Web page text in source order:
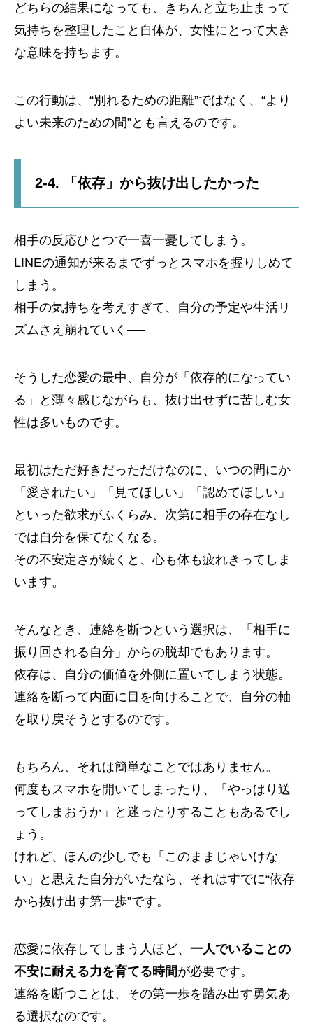
どちらの結果になっても、きちんと立ち止まって
気持ちを整理したこと自体が、女性にとって大き
な意味を持ちます。
この行動は、“別れるための距離”ではなく、“より
よい未来のための間”とも言えるのです。
2-4. 「依存」から抜け出したかった
相手の反応ひとつで一喜一憂してしまう。
LINEの通知が来るまでずっとスマホを握りしめて
しまう。
相手の気持ちを考えすぎて、自分の予定や生活リ
ズムさえ崩れていく──
そうした恋愛の最中、自分が「依存的になってい
る」と薄々感じながらも、抜け出せずに苦しむ女
性は多いものです。
最初はただ好きだっただけなのに、いつの間にか
「愛されたい」「見てほしい」「認めてほしい」
といった欲求がふくらみ、次第に相手の存在なし
では自分を保てなくなる。
その不安定さが続くと、心も体も疲れきってしま
います。
そんなとき、連絡を断つという選択は、「相手に
振り回される自分」からの脱却でもあります。
依存は、自分の価値を外側に置いてしまう状態。
連絡を断って内面に目を向けることで、自分の軸
を取り戻そうとするのです。
もちろん、それは簡単なことではありません。
何度もスマホを開いてしまったり、「やっぱり送
ってしまおうか」と迷ったりすることもあるでし
ょう。
けれど、ほんの少しでも「このままじゃいけな
い」と思えた自分がいたなら、それはすでに“依存
から抜け出す第一歩”です。
恋愛に依存してしまう人ほど、 一人でいることの
不安に耐える力を育てる時間が必要です。
連絡を断つことは、その第一歩を踏み出す勇気あ
る選択なのです。